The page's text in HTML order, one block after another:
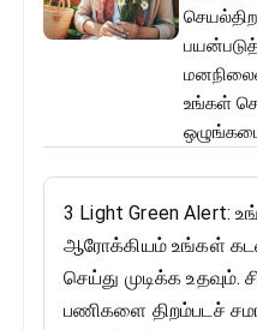
உங்கள்
3 Light Green Alert:
ஆரோக்கியம் உங்கள்
செய்து முடிக்க உதவும்.
பணிகளை திறம்படச்